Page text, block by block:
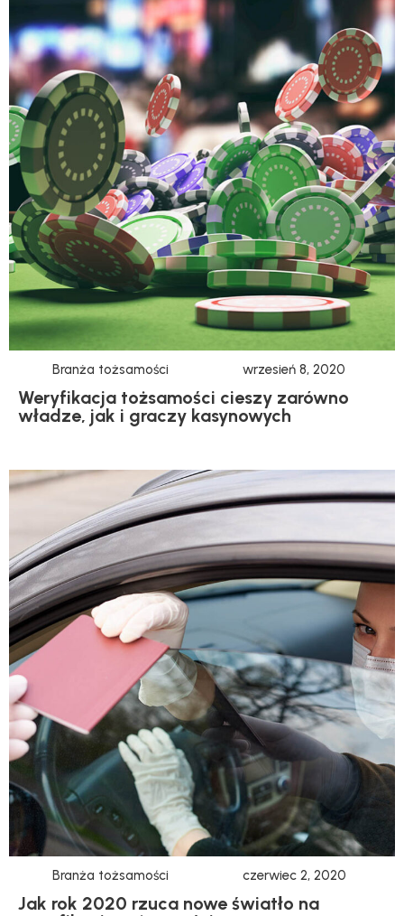
Branża tożsamości wrzesień 8, 2020
Weryfikacja tożsamości cieszy zarówno
władze, jak i graczy kasynowych
Branża tożsamości czerwiec 2, 2020
Jak rok 2020 rzuca nowe światło na